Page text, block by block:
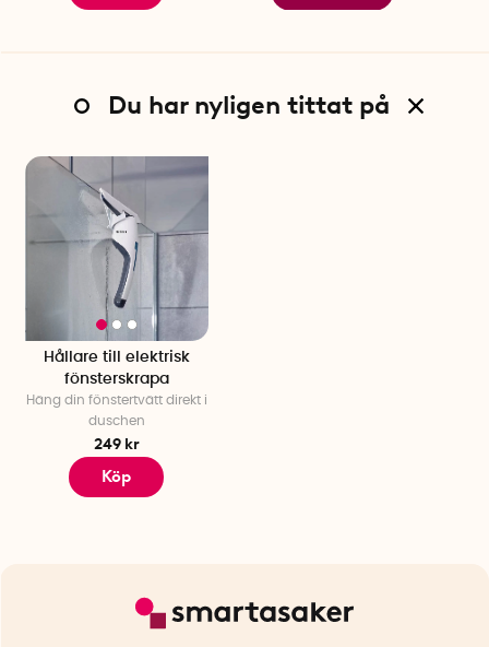
Du har nyligen tittat på
Hållare till elektrisk
fönsterskrapa
Häng din fönstertvätt direkt i
duschen
249 kr
Köp